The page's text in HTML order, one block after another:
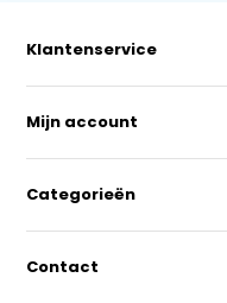
Klantenservice
Mijn account
Categorieën
Contact